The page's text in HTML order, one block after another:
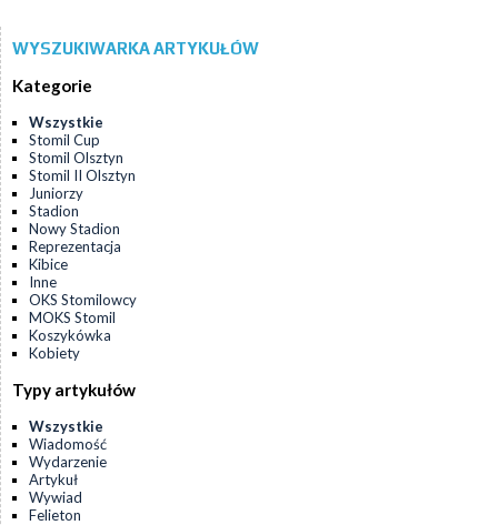
WYSZUKIWARKA ARTYKUŁÓW
Kategorie
Wszystkie
Stomil Cup
Stomil Olsztyn
Stomil II Olsztyn
Juniorzy
Stadion
Nowy Stadion
Reprezentacja
Kibice
Inne
OKS Stomilowcy
MOKS Stomil
Koszykówka
Kobiety
Typy artykułów
Wszystkie
Wiadomość
Wydarzenie
Artykuł
Wywiad
Felieton